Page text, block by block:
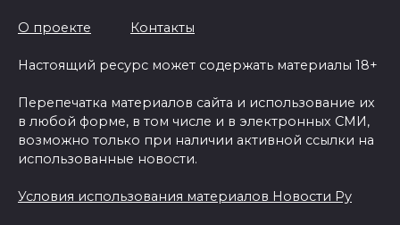
О проекте Контакты
Настоящий ресурс может содержать материалы 18+
Перепечатка материалов сайта и использование их
в любой форме, в том числе и в электронных СМИ,
возможно только при наличии активной ссылки на
использованные новости.
Условия использования материалов Новости Ру